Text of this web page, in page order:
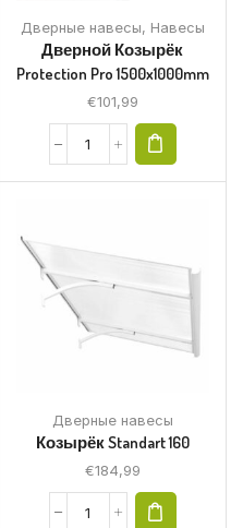
Дверные навесы, Навесы
Дверной Козырёк
Protection Pro 1500x1000mm
€101,99
Дверные навесы
Козырёк Standart 160
€184,99